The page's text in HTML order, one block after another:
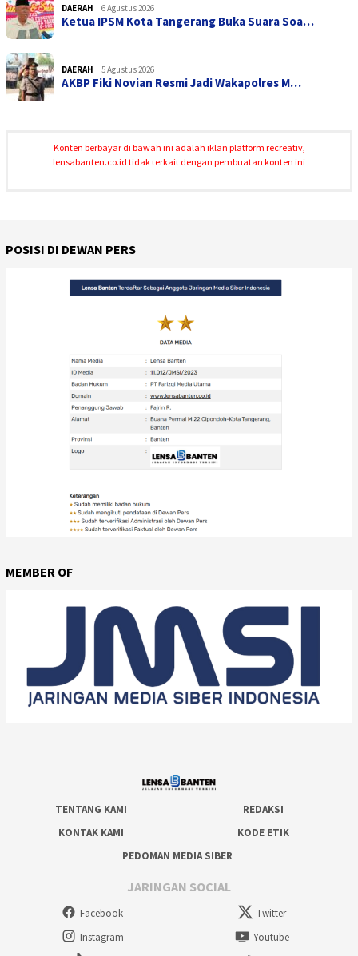
DAERAH 6 Agustus 2026
Ketua IPSM Kota Tangerang Buka Suara Soa…
DAERAH 5 Agustus 2026
AKBP Fiki Novian Resmi Jadi Wakapolres M…
Konten berbayar di bawah ini adalah iklan platform recreativ,
lensabanten.co.id tidak terkait dengan pembuatan konten ini
POSISI DI DEWAN PERS
MEMBER OF
TENTANG KAMI
REDAKSI
KONTAK KAMI
KODE ETIK
PEDOMAN MEDIA SIBER
JARINGAN SOCIAL
Facebook
Twitter
Instagram
Youtube